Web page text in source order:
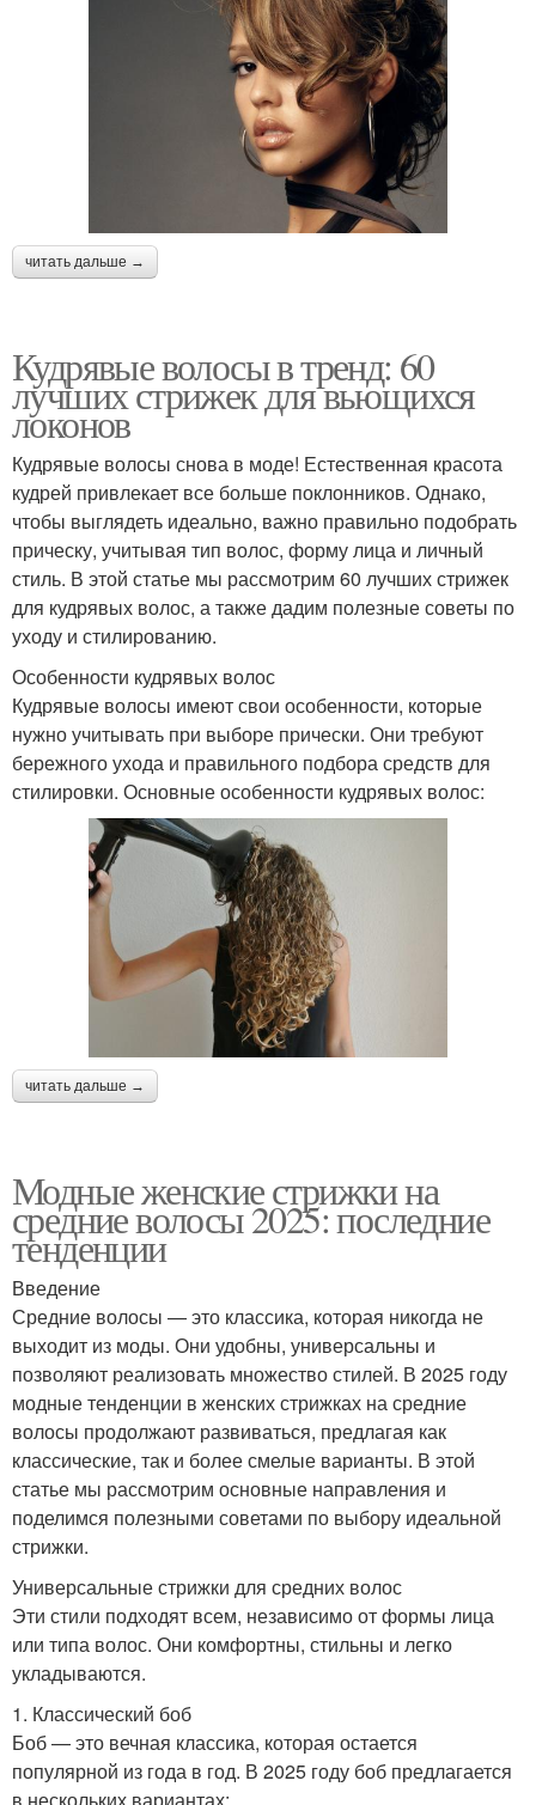
читать дальше →
Кудрявые волосы в тренд: 60
лучших стрижек для вьющихся
локонов
Кудрявые волосы снова в моде! Естественная красота
кудрей привлекает все больше поклонников. Однако,
чтобы выглядеть идеально, важно правильно подобрать
прическу, учитывая тип волос, форму лица и личный
стиль. В этой статье мы рассмотрим 60 лучших стрижек
для кудрявых волос, а также дадим полезные советы по
уходу и стилированию.
Особенности кудрявых волос
Кудрявые волосы имеют свои особенности, которые
нужно учитывать при выборе прически. Они требуют
бережного ухода и правильного подбора средств для
стилировки. Основные особенности кудрявых волос:
читать дальше →
Модные женские стрижки на
средние волосы 2025: последние
тенденции
Введение
Средние волосы — это классика, которая никогда не
выходит из моды. Они удобны, универсальны и
позволяют реализовать множество стилей. В 2025 году
модные тенденции в женских стрижках на средние
волосы продолжают развиваться, предлагая как
классические, так и более смелые варианты. В этой
статье мы рассмотрим основные направления и
поделимся полезными советами по выбору идеальной
стрижки.
Универсальные стрижки для средних волос
Эти стили подходят всем, независимо от формы лица
или типа волос. Они комфортны, стильны и легко
укладываются.
1. Классический боб
Боб — это вечная классика, которая остается
популярной из года в год. В 2025 году боб предлагается